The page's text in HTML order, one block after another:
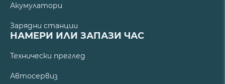
Акумулатори
Зарядни станции
НАМЕРИ ИЛИ ЗАПАЗИ ЧАС
Технически преглед
Автосервиз